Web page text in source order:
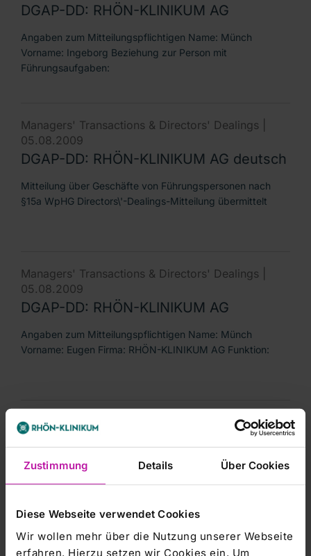
Zustimmung Details Über Cookies
Diese Webseite verwendet Cookies
Wir wollen mehr über die Nutzung unserer Webseite
erfahren. Hierzu setzen wir Cookies ein. Um
DGAP-DD: RHÖN-KLINIKUM AG
Angaben zum Mitteilungspflichtigen Name: Münch
Vorname: Ingeborg Beziehung zur Person mit
Führungsaufgaben:
Managers' Transactions & Directors' Dealings |
05.08.2009
DGAP-DD: RHÖN-KLINIKUM AG deutsch
Mitteilung über Geschäfte von Führungspersonen nach
§15a WpHG Directors\'-Dealings-Mitteilung übermittelt
Managers' Transactions & Directors' Dealings |
05.08.2009
DGAP-DD: RHÖN-KLINIKUM AG
Angaben zum Mitteilungspflichtigen Name: Münch
Vorname: Eugen Firma: RHÖN-KLINIKUM AG Funktion:
Managers' Transactions & Directors' Dealings |
05.08.2009
DGAP-DD: RHÖN-KLINIKUM AG deutsch
Mitteilung über Geschäfte von Führungspersonen nach